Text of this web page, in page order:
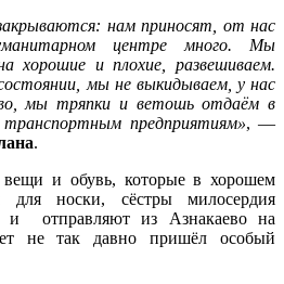
нам приносят, от нас
центре много. Мы
хорошие и плохие, развешиваем.
мы не выкидываем, у нас
мы тряпки и ветошь отдаём в
предприятиям», —
.
вещи и обувь, которые в хорошем
для носки, сёстры милосердия
и отправляют из Азнакаево на
не так давно пришёл особый